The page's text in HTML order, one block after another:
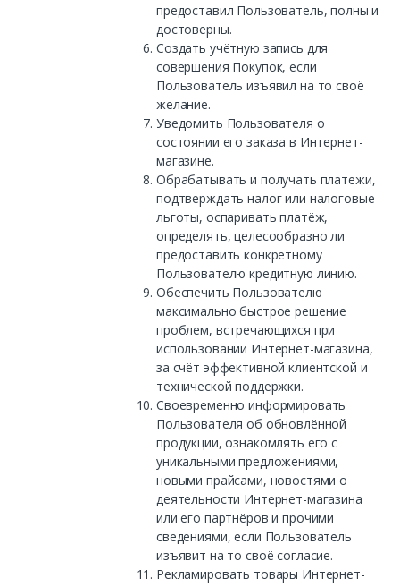
предоставил Пользователь, полны и
достоверны.
Создать учётную запись для
совершения Покупок, если
Пользователь изъявил на то своё
желание.
Уведомить Пользователя о
состоянии его заказа в Интернет-
магазине.
Обрабатывать и получать платежи,
подтверждать налог или налоговые
льготы, оспаривать платёж,
определять, целесообразно ли
предоставить конкретному
Пользователю кредитную линию.
Обеспечить Пользователю
максимально быстрое решение
проблем, встречающихся при
использовании Интернет-магазина,
за счёт эффективной клиентской и
технической поддержки.
Своевременно информировать
Пользователя об обновлённой
продукции, ознакомлять его с
уникальными предложениями,
новыми прайсами, новостями о
деятельности Интернет-магазина
или его партнёров и прочими
сведениями, если Пользователь
изъявит на то своё согласие.
Рекламировать товары Интернет-